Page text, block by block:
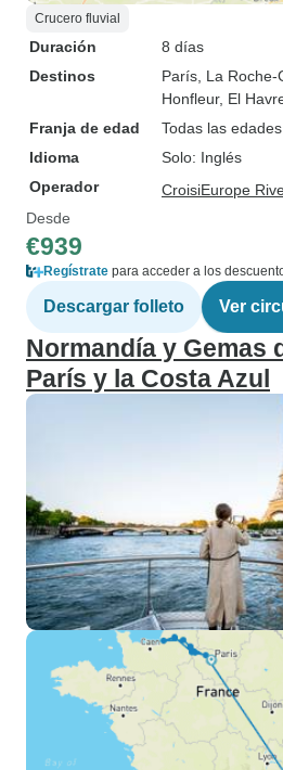
Crucero fluvial
Duración
8 días
Destinos
París , La
Honfleur, El
Franja de edad
Todas las
Idioma
Solo: Inglés
Operador
CroisiEurope
Desde
€939
Regístrate para acceder a los
Descargar folleto Ver
Normandía y Gemas
París y la Costa Azul